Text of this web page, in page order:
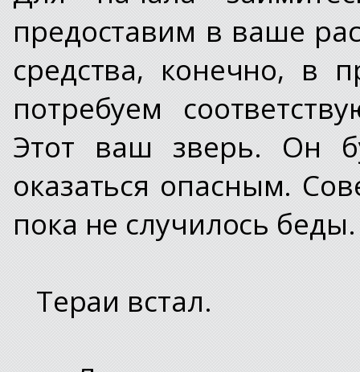
предоставим в ваше
средства, конечно, в
потребуем
Этот ваш зверь. Он
оказаться опасным.
пока не случилось беды.
Тераи встал.